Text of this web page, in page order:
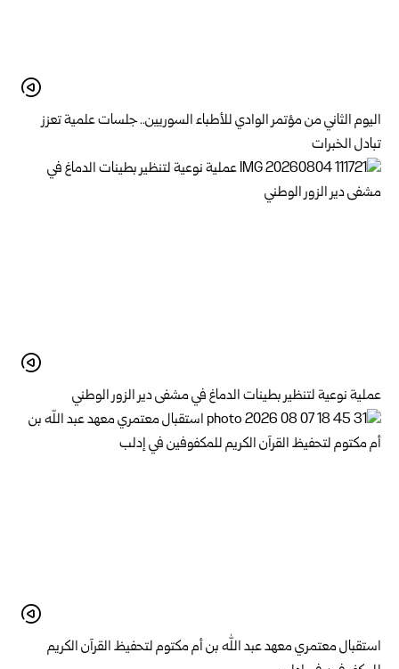
اليوم الثاني من مؤتمر الوادي للأطباء السوريين.. جلسات علمية تعزز
تبادل الخبرات
عملية نوعية لتنظير بطينات الدماغ في مشفى دير الزور الوطني
استقبال معتمري معهد عبد الله بن أم مكتوم لتحفيظ القرآن الكريم